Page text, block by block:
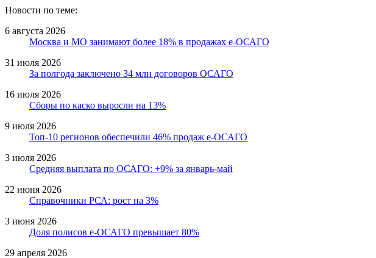
Новости по теме:
6 августа 2026
Москва и МО занимают более 18% в продажах е-ОСАГО
31 июля 2026
За полгода заключено 34 млн договоров ОСАГО
16 июля 2026
Сборы по каско выросли на 13%
9 июля 2026
Топ-10 регионов обеспечили 46% продаж е-ОСАГО
3 июля 2026
Средняя выплата по ОСАГО: +9% за январь-май
22 июня 2026
Справочники РСА: рост на 3%
3 июня 2026
Доля полисов е-ОСАГО превышает 80%
29 апреля 2026